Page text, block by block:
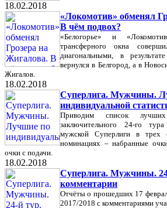
18.02.2018
«Локомотив» обменял
В чём подвох?
«Белогорье» и
трансферного окна
диагональными, в
вернулся в Белгород, а в
Жигалов.
18.02.2018
Суперлига. Мужчины.
индивидуальной
Приводим список
заключительного 24-го
мужской Суперлиги в трех
номинациях – набранные
очки с подачи.
18.02.2018
Суперлига. Мужчины.
комментарии
Отчёты о прошедших 17
2017/2018 с комментариями